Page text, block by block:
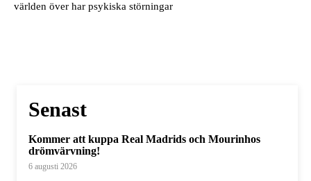
världen över har psykiska störningar
Senast
Kommer att kuppa Real Madrids och Mourinhos
drömvärvning!
6 augusti 2026